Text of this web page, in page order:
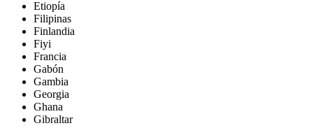
Etiopía
Filipinas
Finlandia
Fiyi
Francia
Gabón
Gambia
Georgia
Ghana
Gibraltar